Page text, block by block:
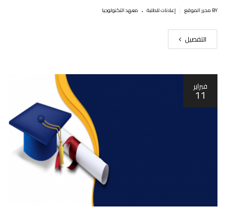
BY محرر الموقع إعلانات للطلبة . معهد التكنولوجيا
التفصيل
فبراير
11